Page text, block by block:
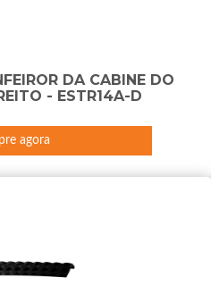
DA CABINE DO
- ESTR14A-D
agora